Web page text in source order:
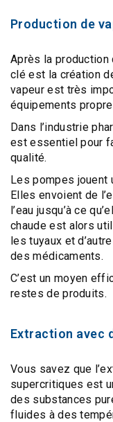
Production de
Après la production
clé est la création
vapeur est très
équipements
Dans l’industrie
est essentiel pour
qualité.
Lespompes jouent
Elles envoient de
l’eau jusqu’à ce
chaude est alors
les tuyaux et
des médicaments.
C’est un moyen
restes de produits.
Extraction avec
Vous savez que l’
supercritiques est
des substances
fluides à des